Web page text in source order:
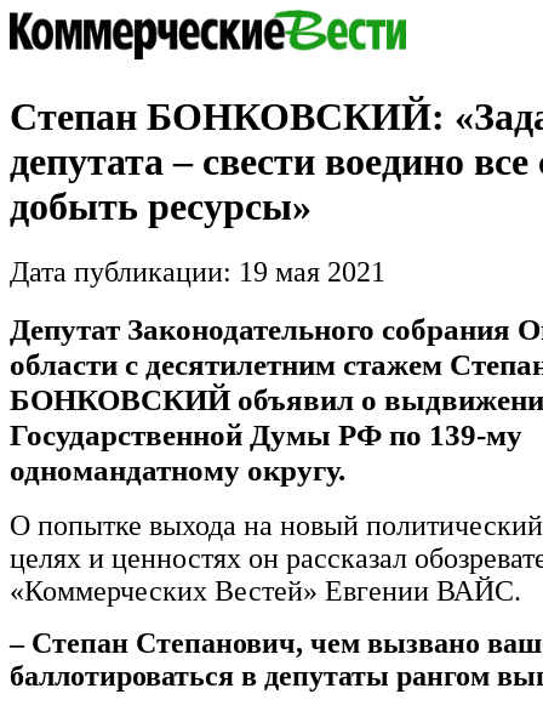
Степан БОНКОВСКИЙ:
депутата – свести воедино
добыть ресурсы»
Дата публикации: 19 мая 2021
Депутат Законодательного собрания
области с десятилетним стажем
БОНКОВСКИЙ объявил о
Государственной Думы РФ по 139-му
одномандатному округу.
О попытке выхода на новый
целях и ценностях он рассказал
«Коммерческих Вестей» Евгении ВАЙС.
– Степан Степанович, чем вызвано
баллотироваться в депутаты рангом